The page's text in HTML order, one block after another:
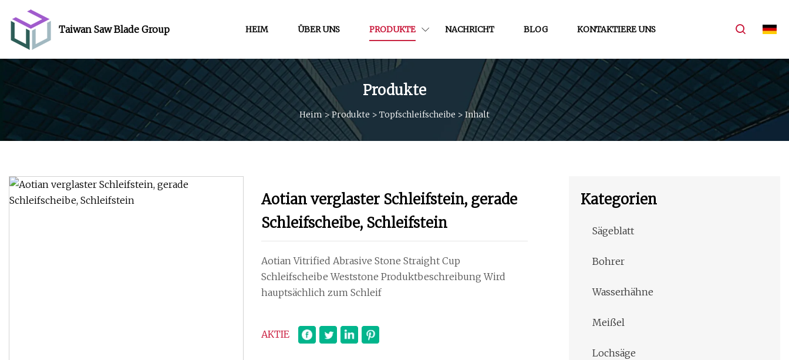
Taiwan Saw Blade Group HEIM ÜBER UNS PRODUKTE NACHRICHT BLOG KONTAKTIERE UNS
Produkte
Heim >Produkte > Topfschleifscheibe > Inhalt
Aotian verglaster Schleifstein, gerade
Schleifscheibe, Schleifstein
Aotian Vitrified Abrasive Stone Straight Cup
Schleifscheibe Weststone Produktbeschreibung Wird
hauptsächlich zum Schleif
AKTIE
Kategorien
Sägeblatt
Bohrer
Wasserhähne
Meißel
Lochsäge